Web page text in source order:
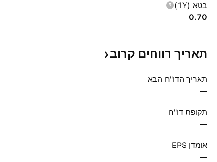
בטא (1Y)
0.70
תאריך רווחים קרוב
תאריך הדו"ח הבא
—
תקופת דו"ח
—
אומדן EPS
—